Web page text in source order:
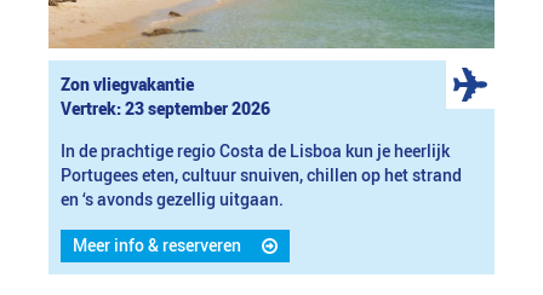
Zon vliegvakantie
Vertrek: 23 september 2026
In de prachtige regio Costa de Lisboa kun je heerlijk
Portugees eten, cultuur snuiven, chillen op het strand
en ‘s avonds gezellig uitgaan.
Meer info & reserveren